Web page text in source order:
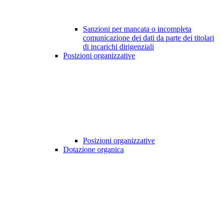
Sanzioni per mancata o incompleta
comunicazione dei dati da parte dei titolari
di incarichi dirigenziali
Posizioni organizzative
Posizioni organizzative
Dotazione organica